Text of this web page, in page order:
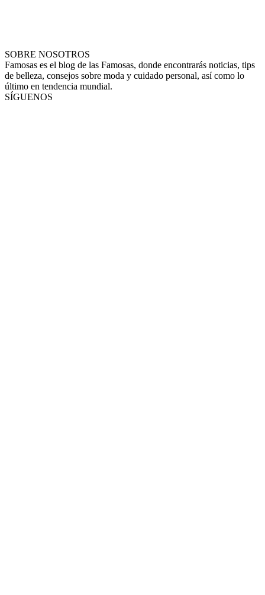
SOBRE NOSOTROS
Famosas es el blog de las Famosas, donde encontrarás noticias, tips
de belleza, consejos sobre moda y cuidado personal, así como lo
último en tendencia mundial.
SÍGUENOS